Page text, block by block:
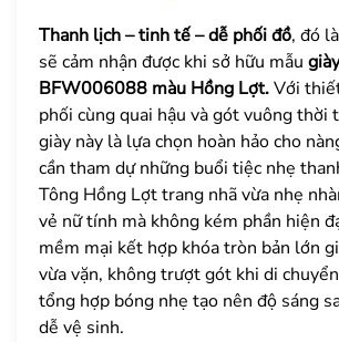
Thanh lịch – tinh tế – dễ phối đồ, đó
sẽ cảm nhận được khi sở hữu mẫu
BFW006088 màu Hồng Lợt.Với
phối cùng quai hậu và gót vuông thời
giày này là lựa chọn hoàn hảo cho
cần tham dự những buổi tiệc nhẹ
Tông Hồng Lợt trang nhã vừa nhẹ
vẻ nữ tính mà không kém phần hiện
mềm mại kết hợp khóa tròn bản lớn
vừa vặn, không trượt gót khi di
tổng hợp bóng nhẹ tạo nên độ sáng
dễ vệ sinh.